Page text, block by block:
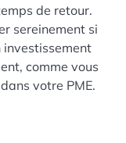
de retour.
sereinement si
investissement
comme vous
votre PME.